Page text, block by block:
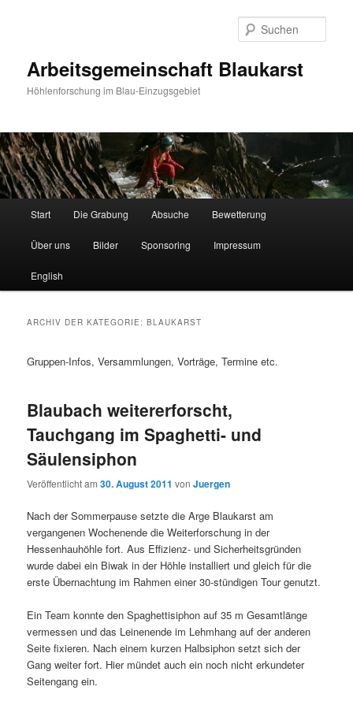
Arbeitsgemeinschaft Blaukarst
Höhlenforschung im Blau-Einzugsgebiet
Zum
Inhalt
wechseln
Zum
sekundären
Inhalt
wechseln
Start Die Grabung Absuche Bewetterung
Über uns Bilder Sponsoring Impressum
English
ARCHIV DER KATEGORIE:BLAUKARST
Gruppen-Infos, Versammlungen, Vorträge, Termine etc.
Blaubach weitererforscht,
Tauchgang im Spaghetti- und
Säulensiphon
Veröffentlicht am30. August 2011 vonJuergen
Nach der Sommerpause setzte die Arge Blaukarst am
vergangenen Wochenende die Weiterforschung in der
Hessenhauhöhle fort. Aus Effizienz- und Sicherheitsgründen
wurde dabei ein Biwak in der Höhle installiert und gleich für die
erste Übernachtung im Rahmen einer 30-stündigen Tour genutzt.
Ein Team konnte den Spaghettisiphon auf 35 m Gesamtlänge
vermessen und das Leinenende im Lehmhang auf der anderen
Seite fixieren. Nach einem kurzen Halbsiphon setzt sich der
Gang weiter fort. Hier mündet auch ein noch nicht erkundeter
Seitengang ein.